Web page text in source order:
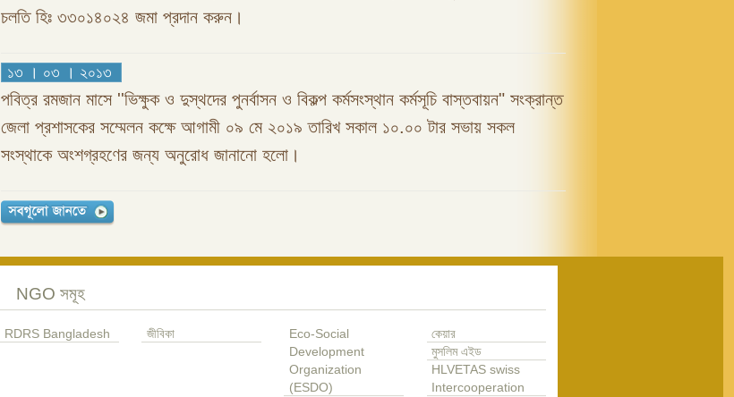
চলতি হিঃ ৩৩০১৪০২৪ জমা প্রদান করুন।
১৩ । ০৩ । ২০১৩
পবিত্র রমজান মাসে ''ভিক্ষুক ও দুস্থদের পুনর্বাসন ও বিকল্প কর্মসংস্থান কর্মসূচি বাস্তবায়ন" সংক্রান্ত
জেলা প্রশাসকের সম্মেলন কক্ষে আগামী ০৯ মে ২০১৯ তারিখ সকাল ১০.০০ টার সভায় সকল
সংস্থাকে অংশগ্রহণের জন্য অনুরোধ জানানো হলো।
NGO সমূহ
RDRS Bangladesh জীবিকা
Eco-Social
Development
Organization
(ESDO)
কেয়ার
মুসলিম এইড
HLVETAS swiss
Intercooperation